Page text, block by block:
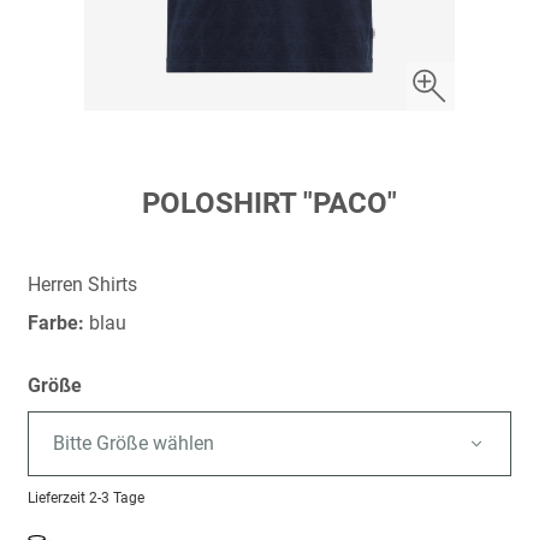
springen
POLOSHIRT "PACO"
Herren Shirts
Farbe: blau
Größe
Bitte Größe wählen
Lieferzeit 2-3 Tage